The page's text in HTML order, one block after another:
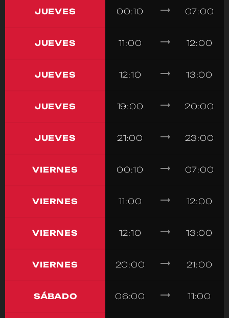
JUEVES 00:10 trending_flat 07:00
JUEVES 11:00 trending_flat 12:00
JUEVES 12:10 trending_flat 13:00
JUEVES 19:00 trending_flat 20:00
JUEVES 21:00 trending_flat 23:00
VIERNES 00:10 trending_flat 07:00
VIERNES 11:00 trending_flat 12:00
VIERNES 12:10 trending_flat 13:00
VIERNES 20:00 trending_flat 21:00
SÁBADO 06:00 trending_flat 11:00